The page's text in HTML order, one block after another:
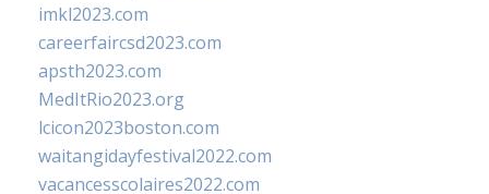
imkl2023.com
careerfaircsd2023.com
apsth2023.com
MedItRio2023.org
lcicon2023boston.com
waitangidayfestival2022.com
vacancesscolaires2022.com